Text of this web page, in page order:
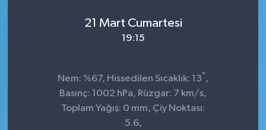
21 Mart Cumartesi
19:15
Nem: %67, Hissedilen Sıcaklık: 13° ,
Basınç: 1002 hPa, Rüzgar: 7 km/s,
Toplam Yağış: 0 mm, Çiy Noktası:
5.6,